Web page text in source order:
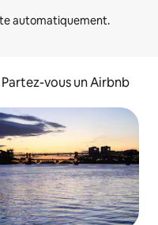
Partez-vous un Airbnb